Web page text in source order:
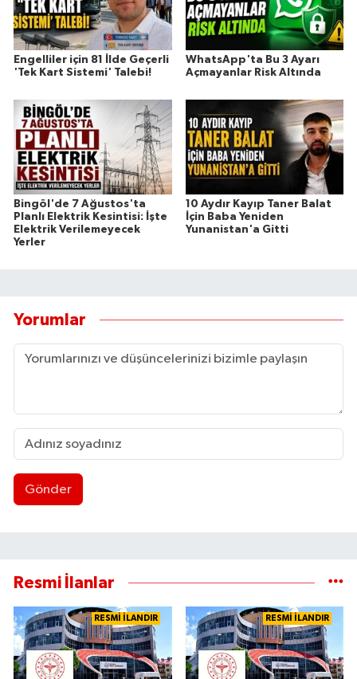
Engelliler için 81 İlde Geçerli
'Tek Kart Sistemi' Talebi!
WhatsApp'ta Bu 3 Ayarı
Açmayanlar Risk Altında
Bingöl'de 7 Ağustos'ta
Planlı Elektrik Kesintisi: İşte
Elektrik Verilemeyecek
Yerler
10 Aydır Kayıp Taner Balat
İçin Baba Yeniden
Yunanistan'a Gitti
Yorumlar
Gönder
Resmi İlanlar
RESMİ İLANDIR RESMİ İLANDIR